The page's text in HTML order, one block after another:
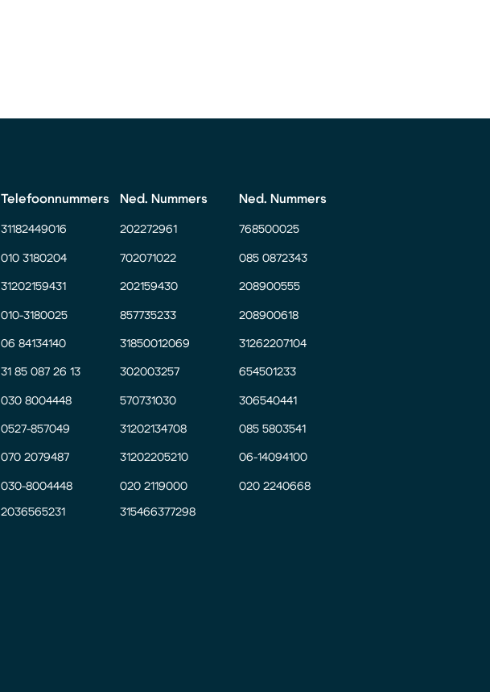
Telefoonnummers
31182449016
010 3180204
31202159431
010-3180025
06 84134140
31 85 087 26 13
030 8004448
0527-857049
070 2079487
030-8004448
2036565231
Ned. Nummers
202272961
702071022
202159430
857735233
31850012069
302003257
570731030
31202134708
31202205210
020 2119000
315466377298
Ned. Nummers
768500025
085 0872343
208900555
208900618
31262207104
654501233
306540441
085 5803541
06-14094100
020 2240668